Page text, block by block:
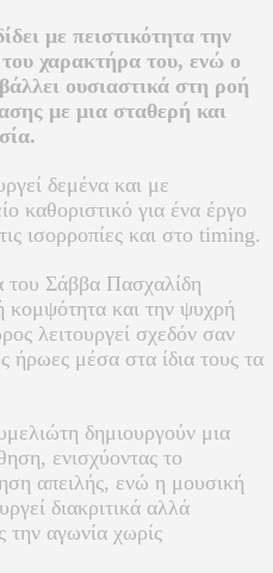
με πειστικότητα την
χαρακτήρα του, ενώ ο
ουσιαστικά στη ροή
με μια σταθερή και
δεμένα και με
καθοριστικό για ένα έργο
ισορροπίες και στο timing.
του Σάββα Πασχαλίδη
κομψότητα και την ψυχρή
λειτουργεί σχεδόν σαν
ήρωες μέσα στα ίδια τους τα
δημιουργούν μια
ενισχύοντας το
απειλής, ενώ η μουσική
διακριτικά αλλά
την αγωνία χωρίς